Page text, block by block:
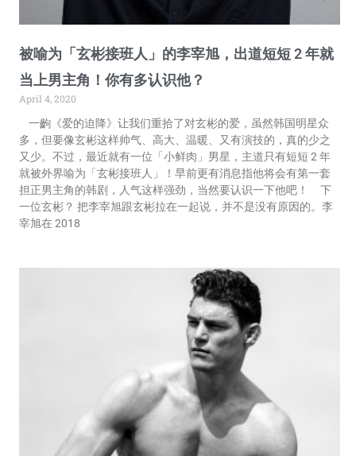
被喻为「玄彬接班人」的李宰旭，出道短短 2 年就
当上男主角！你有多认识他？
April 4, 2020
一齣《爱的迫降》让我们重拾了对玄彬的爱，虽然韩国明星众
多，但要像玄彬这样帅气、高大、温暖、又有演技的，真的少之
又少。不过，最近就有一位「小鲜肉」男星，主道只有短短 2 年
就被外界喻为「玄彬接班人」！早前更有消息指他将会有第一套
担正男主角的韩剧，人气这样强劲，当然要认识一下他吧！ 下
一位玄彬？ 把李宰旭跟玄彬拉在一起说，并不是没有原因的。李
宰旭在 2018